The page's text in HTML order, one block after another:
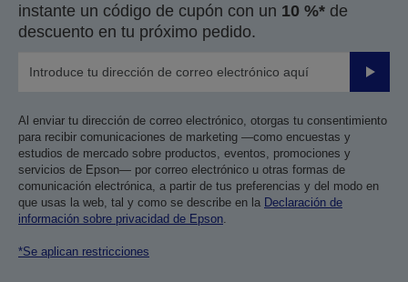
instante un código de cupón con un 10 %* de
descuento en tu próximo pedido.
Enviar
Al enviar tu dirección de correo electrónico, otorgas tu consentimiento
para recibir comunicaciones de marketing —como encuestas y
estudios de mercado sobre productos, eventos, promociones y
servicios de Epson— por correo electrónico u otras formas de
comunicación electrónica, a partir de tus preferencias y del modo en
que usas la web, tal y como se describe en la Declaración de
información sobre privacidad de Epson
*Se aplican restricciones